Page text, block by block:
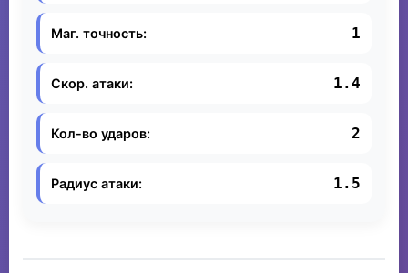
Маг. точность: 1
Скор. атаки: 1.4
Кол-во ударов: 2
Радиус атаки: 1.5